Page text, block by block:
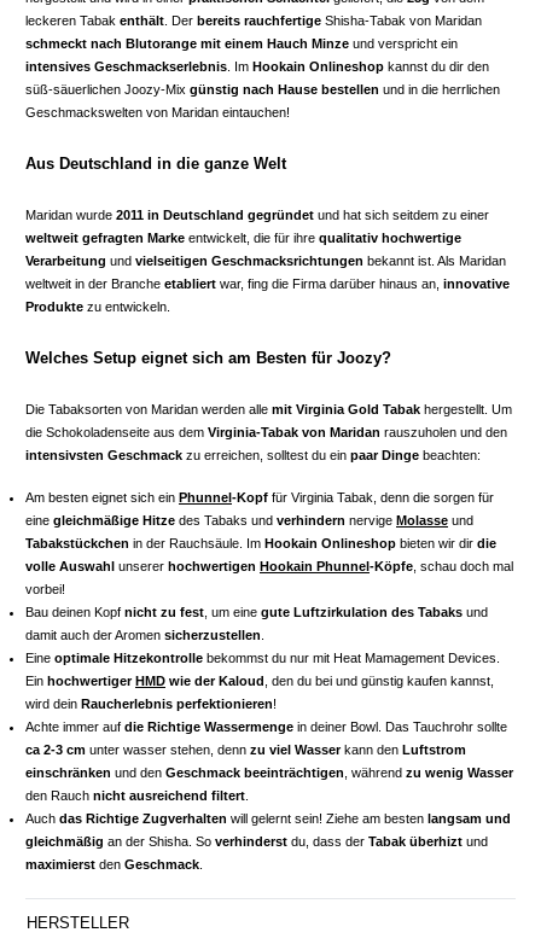
leckeren Tabak enthält . Der bereits rauchfertige Shisha-Tabak von Maridan
schmeckt nach Blutorange mit einem Hauch Minze und verspricht ein
intensives Geschmackserlebnis . Im Hookain Onlineshop kannst du dir den
süß-säuerlichen Joozy-Mix günstig nach Hause bestellen und in die herrlichen
Geschmackswelten von Maridan eintauchen!
Aus Deutschland in die ganze Welt
Maridan wurde 2011 in Deutschland gegründet und hat sich seitdem zu einer
weltweit gefragten Marke entwickelt, die für ihre qualitativ hochwertige
Verarbeitung und vielseitigen Geschmacksrichtungen bekannt ist. Als Maridan
weltweit in der Branche etabliert war, fing die Firma darüber hinaus an, innovative
Produkte zu entwickeln.
Welches Setup eignet sich am Besten für Joozy?
Die Tabaksorten von Maridan werden alle mit Virginia Gold Tabak hergestellt. Um
die Schokoladenseite aus dem Virginia-Tabak von Maridan rauszuholen und den
intensivsten Geschmack zu erreichen, solltest du ein paar Dinge beachten:
Am besten eignet sich ein Phunnel -Kopf für Virginia Tabak, denn die sorgen für
eine gleichmäßige Hitze des Tabaks und verhindern nervige Molasse und
Tabakstückchen in der Rauchsäule. Im Hookain Onlineshop bieten wir dir die
volle Auswahl unserer hochwertigen Hookain Phunnel -Köpfe , schau doch mal
vorbei!
Bau deinen Kopf nicht zu fest , um eine gute Luftzirkulation des Tabaks und
damit auch der Aromen sicherzustellen
Eine optimale Hitzekontrolle bekommst du nur mit Heat Mamagement Devices.
Ein hochwertiger HMD wie der Kaloud
, den du bei und günstig kaufen kannst,
wird dein Raucherlebnis perfektionieren!
Achte immer auf die Richtige Wassermenge in deiner Bowl. Das Tauchrohr sollte
ca 2-3 cm unter wasser stehen, denn zu viel Wasserkann den Luftstrom
einschränken und den Geschmack beeinträchtigen , während zu wenig Wasser
den Rauch nicht ausreichend filtert
Auch das Richtige Zugverhalten will gelernt sein! Ziehe am besten langsam und
gleichmäßig an der Shisha. So verhinderst du, dass der Tabak überhizt und
maximierst den Geschmack
HERSTELLER